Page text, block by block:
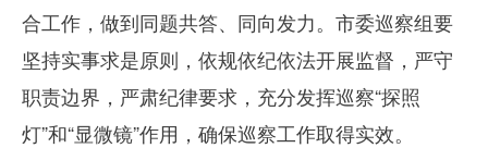
合工作，做到同题共答、同向发力。市委巡察组要
坚持实事求是原则，依规依纪依法开展监督，严守
职责边界，严肃纪律要求，充分发挥巡察“探照
灯”和“显微镜”作用，确保巡察工作取得实效。